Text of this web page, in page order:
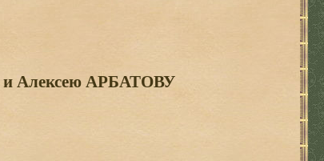
Алексею АРБАТОВУ